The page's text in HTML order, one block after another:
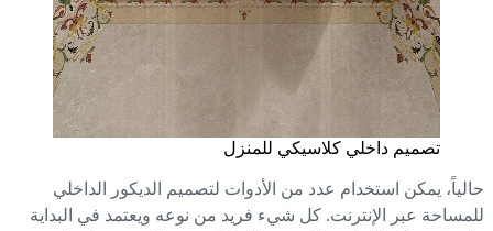
تصميم داخلي كلاسيكي للمنزل
يمكن استخدام عدد من الأدوات لتصميم الديكور الداخلي
عبر الإنترنت. كل شيء فريد من نوعه ويعتمد في البداية